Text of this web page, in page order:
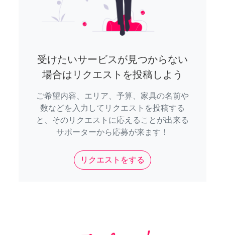
受けたいサービスが見つからない
場合はリクエストを投稿しよう
ご希望内容、エリア、予算、家具の名前や
数などを入力してリクエストを投稿する
と、そのリクエストに応えることが出来る
サポーターから応募が来ます！
リクエストをする